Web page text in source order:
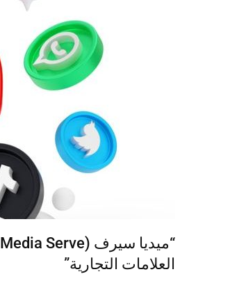
العلامات التجارية”